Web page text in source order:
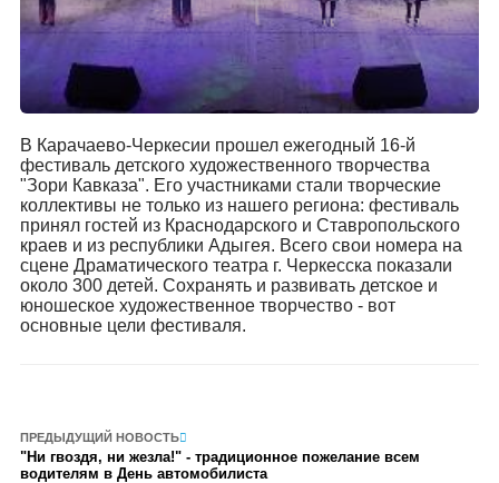
В Карачаево-Черкесии прошел ежегодный 16-й
фестиваль детского художественного творчества
"Зори Кавказа". Его участниками стали творческие
коллективы не только из нашего региона: фестиваль
принял гостей из Краснодарского и Ставропольского
краев и из республики Адыгея. Всего свои номера на
сцене Драматического театра г. Черкесска показали
около 300 детей. Сохранять и развивать детское и
юношеское художественное творчество - вот
основные цели фестиваля.
ПРЕДЫДУЩИЙ НОВОСТЬ
"Ни гвоздя, ни жезла!" - традиционное пожелание всем
водителям в День автомобилиста